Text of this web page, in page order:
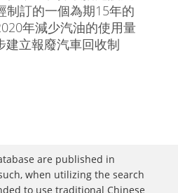
制訂的一個為期15年的
年減少汽油的使用量
建立報廢汽車回收制
are published in
when utilizing the search
to use traditional Chinese